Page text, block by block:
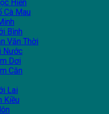
Hiển
Cà Mau
Bình
Văn Thời
Nước
Dơi
Căn
Lai
Kiều